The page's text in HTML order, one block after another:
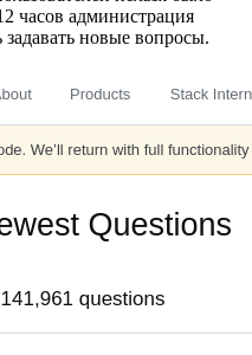
часов администрация
новые вопросы.